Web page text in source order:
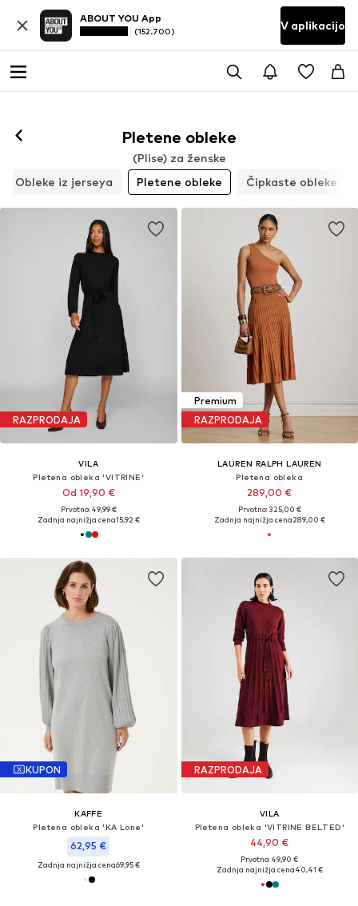
ABOUT YOU App
(152.700) V aplikacijo
Pletene obleke
(Plise) za ženske
Obleke iz jerseya
Pletene obleke Čipkaste obleke
RAZPRODAJA
VILA
Pletena obleka 'VITRINE'
Od 19,90 €
Prvotno: 49,99 €
Zadnja najnižja cena15,92 €
Premium
RAZPRODAJA
LAUREN RALPH LAUREN
Pletena obleka
289,00 €
Prvotno: 325,00 €
Zadnja najnižja cena289,00 €
KUPON
KAFFE
Pletena obleka 'KA Lone'
62,95 €
Zadnja najnižja cena69,95 €
RAZPRODAJA
VILA
Pletena obleka 'VITRINE BELTED'
44,90 €
Prvotno: 49,90 €
Zadnja najnižja cena40,41 €